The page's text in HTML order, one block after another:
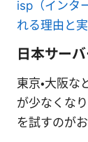
isp（インタ
れる理由と
日本サー
東京・大阪
が少なくな
を試すのがお